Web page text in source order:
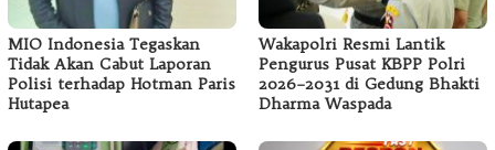
MIO Indonesia Tegaskan
Tidak Akan Cabut Laporan
Polisi terhadap Hotman Paris
Hutapea
Wakapolri Resmi Lantik
Pengurus Pusat KBPP Polri
2026–2031 di Gedung Bhakti
Dharma Waspada